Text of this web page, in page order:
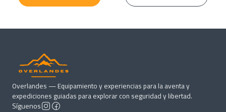
Overlandes — Equipamiento y experiencias para la aventa y
expediciones guiadas para explorar con seguridad y libertad.
Síguenos